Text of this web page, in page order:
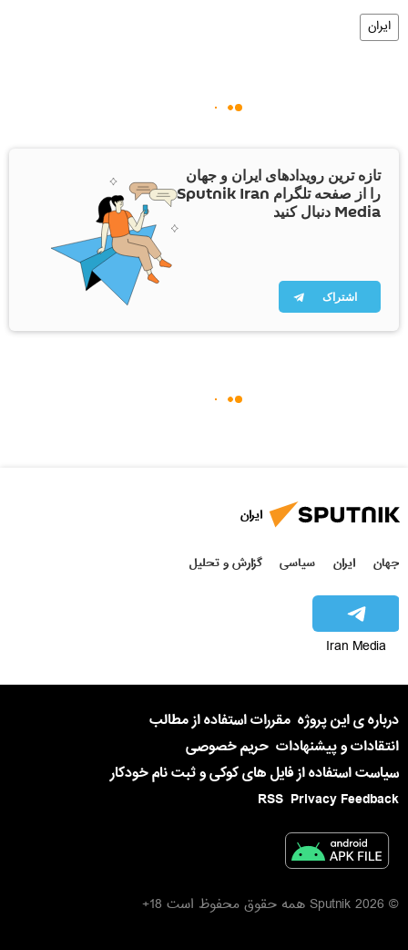
ایران
تازه ترین رویدادهای ایران و جهان
را از صفحه تلگرام Sputnik Iran
Media دنبال کنید
اشتراک
ایران
جهان ایران سیاسی گزارش و تحلیل
Iran Media
درباره ی این پروژه مقررات استفاده از مطالب
انتقادات و پیشنهادات حریم خصوصی
سیاست استفاده از فایل های کوکی و ثبت نام خودکار
Privacy Feedback
RSS
© 2026 Sputnik همه حقوق محفوظ است 18+